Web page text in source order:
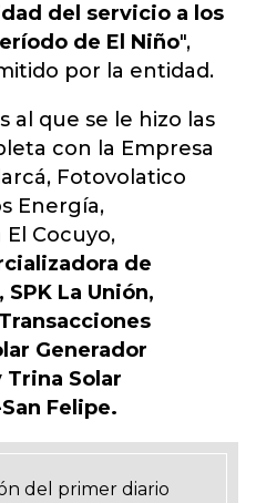
del servicio a los
de El Niño",
por la entidad.
al que se le hizo las
con la Empresa
Fotovolatico
Energía,
Cocuyo,
de
SPK La Unión,
Generador
Trina Solar
Felipe.
del primer diario